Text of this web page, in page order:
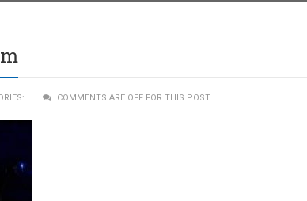
COMMENTS ARE OFF FOR THIS POST